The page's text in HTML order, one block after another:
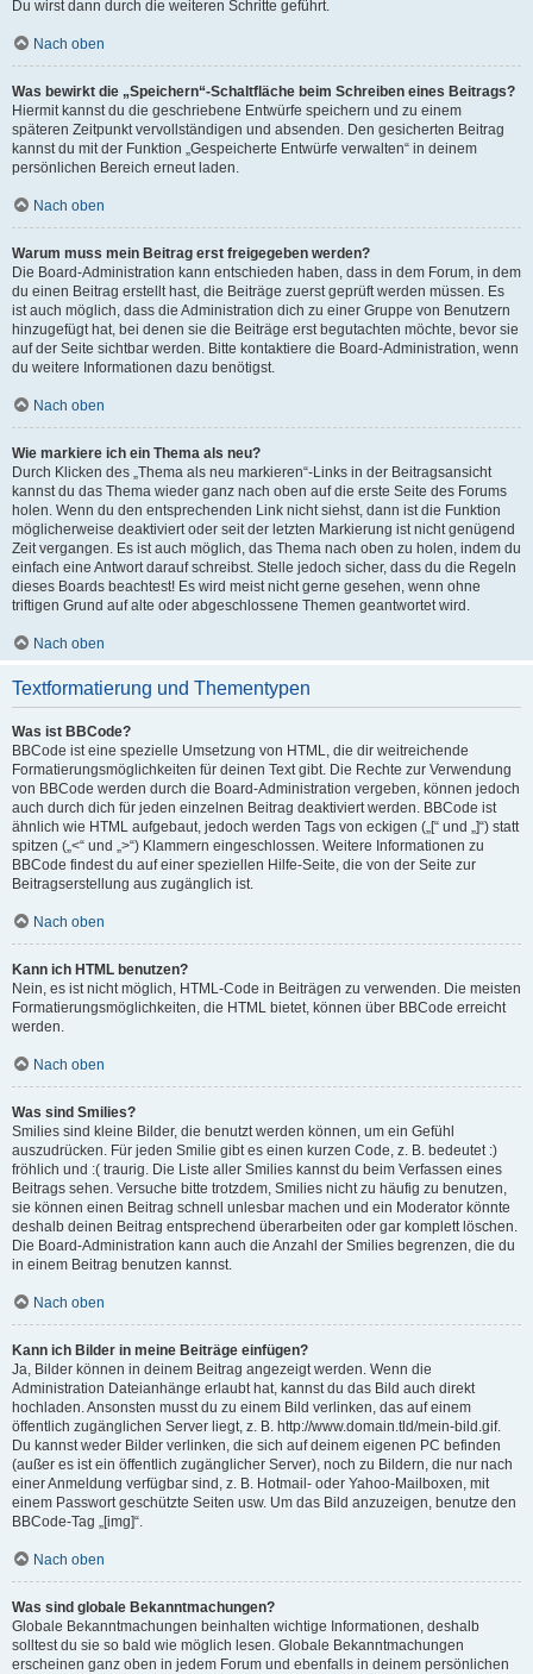
Du wirst dann durch die weiteren Schritte geführt.
Nach oben
Was bewirkt die „Speichern“-Schaltfläche beim Schreiben eines Beitrags?
Hiermit kannst du die geschriebene Entwürfe speichern und zu einem
späteren Zeitpunkt vervollständigen und absenden. Den gesicherten Beitrag
kannst du mit der Funktion „Gespeicherte Entwürfe verwalten“ in deinem
persönlichen Bereich erneut laden.
Nach oben
Warum muss mein Beitrag erst freigegeben werden?
Die Board-Administration kann entschieden haben, dass in dem Forum, in dem
du einen Beitrag erstellt hast, die Beiträge zuerst geprüft werden müssen. Es
ist auch möglich, dass die Administration dich zu einer Gruppe von Benutzern
hinzugefügt hat, bei denen sie die Beiträge erst begutachten möchte, bevor sie
auf der Seite sichtbar werden. Bitte kontaktiere die Board-Administration, wenn
du weitere Informationen dazu benötigst.
Nach oben
Wie markiere ich ein Thema als neu?
Durch Klicken des „Thema als neu markieren“-Links in der Beitragsansicht
kannst du das Thema wieder ganz nach oben auf die erste Seite des Forums
holen. Wenn du den entsprechenden Link nicht siehst, dann ist die Funktion
möglicherweise deaktiviert oder seit der letzten Markierung ist nicht genügend
Zeit vergangen. Es ist auch möglich, das Thema nach oben zu holen, indem du
einfach eine Antwort darauf schreibst. Stelle jedoch sicher, dass du die Regeln
dieses Boards beachtest! Es wird meist nicht gerne gesehen, wenn ohne
triftigen Grund auf alte oder abgeschlossene Themen geantwortet wird.
Nach oben
Textformatierung und Thementypen
Was ist BBCode?
BBCode ist eine spezielle Umsetzung von HTML, die dir weitreichende
Formatierungsmöglichkeiten für deinen Text gibt. Die Rechte zur Verwendung
von BBCode werden durch die Board-Administration vergeben, können jedoch
auch durch dich für jeden einzelnen Beitrag deaktiviert werden. BBCode ist
ähnlich wie HTML aufgebaut, jedoch werden Tags von eckigen („[“ und „]“) statt
spitzen („<“ und „>“) Klammern eingeschlossen. Weitere Informationen zu
BBCode findest du auf einer speziellen Hilfe-Seite, die von der Seite zur
Beitragserstellung aus zugänglich ist.
Nach oben
Kann ich HTML benutzen?
Nein, es ist nicht möglich, HTML-Code in Beiträgen zu verwenden. Die meisten
Formatierungsmöglichkeiten, die HTML bietet, können über BBCode erreicht
werden.
Nach oben
Was sind Smilies?
Smilies sind kleine Bilder, die benutzt werden können, um ein Gefühl
auszudrücken. Für jeden Smilie gibt es einen kurzen Code, z. B. bedeutet :)
fröhlich und :( traurig. Die Liste aller Smilies kannst du beim Verfassen eines
Beitrags sehen. Versuche bitte trotzdem, Smilies nicht zu häufig zu benutzen,
sie können einen Beitrag schnell unlesbar machen und ein Moderator könnte
deshalb deinen Beitrag entsprechend überarbeiten oder gar komplett löschen.
Die Board-Administration kann auch die Anzahl der Smilies begrenzen, die du
in einem Beitrag benutzen kannst.
Nach oben
Kann ich Bilder in meine Beiträge einfügen?
Ja, Bilder können in deinem Beitrag angezeigt werden. Wenn die
Administration Dateianhänge erlaubt hat, kannst du das Bild auch direkt
hochladen. Ansonsten musst du zu einem Bild verlinken, das auf einem
öffentlich zugänglichen Server liegt, z. B. http://www.domain.tld/mein-bild.gif.
Du kannst weder Bilder verlinken, die sich auf deinem eigenen PC befinden
(außer es ist ein öffentlich zugänglicher Server), noch zu Bildern, die nur nach
einer Anmeldung verfügbar sind, z. B. Hotmail- oder Yahoo-Mailboxen, mit
einem Passwort geschützte Seiten usw. Um das Bild anzuzeigen, benutze den
BBCode-Tag „[img]“.
Nach oben
Was sind globale Bekanntmachungen?
Globale Bekanntmachungen beinhalten wichtige Informationen, deshalb
solltest du sie so bald wie möglich lesen. Globale Bekanntmachungen
erscheinen ganz oben in jedem Forum und ebenfalls in deinem persönlichen